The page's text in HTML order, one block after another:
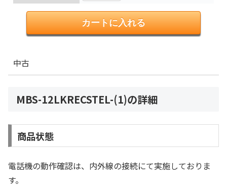
中古
MBS-12LKRECSTEL-(1)の詳細
商品状態
電話機の動作確認は、内外線の接続にて実施しておりま
す。